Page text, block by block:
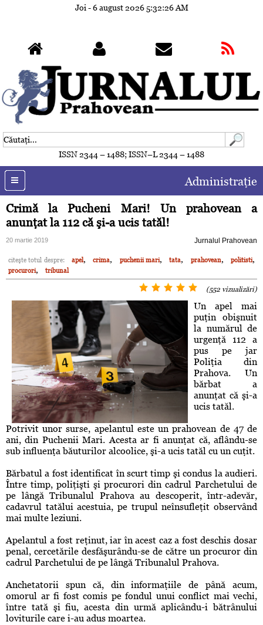
Joi - 6 august 2026 5:32:29 AM
ISSN 2344 – 1488; ISSN–L 2344 – 1488
Administraţie
Crimă la Pucheni Mari! Un prahovean a
anunţat la 112 că şi-a ucis tatăl!
20 martie 2019 Jurnalul Prahovean
citeşte totul despre: apel, crima, puchenii mari, tata, prahovean, politisti,
procurori, tribunal
(552 vizualizări)
Un apel mai
puţin obişnuit
la numărul de
urgenţă 112 a
pus pe jar
Poliţia din
Prahova. Un
bărbat a
anunţat că şi-a
ucis tatăl.
Potrivit unor surse, apelantul este un prahovean de 47 de
ani, din Puchenii Mari. Acesta ar fi anunţat că, aflându-se
sub influenţa băuturilor alcoolice, şi-a ucis tatăl cu un cuţit.
Bărbatul a fost identificat în scurt timp şi condus la audieri.
Între timp, poliţişti şi procurori din cadrul Parchetului de
pe lângă Tribunalul Prahova au descoperit, într-adevăr,
cadavrul tatălui acestuia, pe trupul neînsufleţit observând
mai multe leziuni.
Apelantul a fost reţinut, iar în acest caz a fost deschis dosar
penal, cercetările desfăşurându-se de către un procuror din
cadrul Parchetului de pe lângă Tribunalul Prahova.
Anchetatorii spun că, din informaţiile de până acum,
omorul ar fi fost comis pe fondul unui conflict mai vechi,
între tată şi fiu, acesta din urmă aplicându-i bătrânului
loviturile care i-au adus moartea.